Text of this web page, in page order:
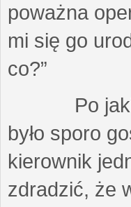
poważna
mi się go
co?”
Po jakimś
było sporo
kierownik
zdradzić, że